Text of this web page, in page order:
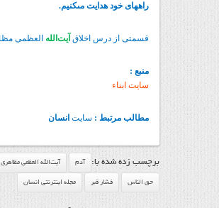
راه‏هاى خود هدايت مى‏كنيم.
قسمتی از درس اخلاق آیت‌الله العظمی
منبع :
سایت ابناء
مطالب مرتبط : سایت انسان
برچسب زده شده با: آدم آیت‌الله العظمی مظاهری
حق الناس فشار قبر مجله اینترنتی انسان